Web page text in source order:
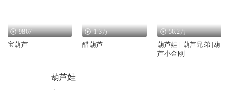
9867
宝葫芦
1.3万
醋葫芦
56.2万
葫芦娃 | 葫芦兄弟 |葫
芦小金刚
葫芦娃